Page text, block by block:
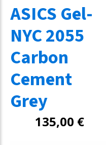
ASICS Gel-
NYC 2055
Carbon
Cement
Grey
135,00 €